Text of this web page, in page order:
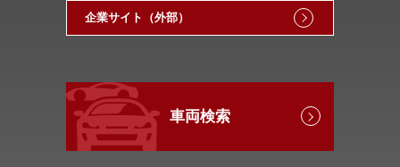
企業サイト（外部）
車両検索